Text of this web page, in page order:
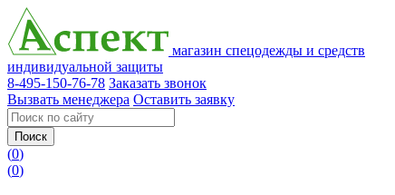
магазин спецодежды и средств
индивидуальной защиты
8-495-150-76-78 Заказать звонок
Вызвать менеджера Оставить заявку
Поиск
(0)
(0)